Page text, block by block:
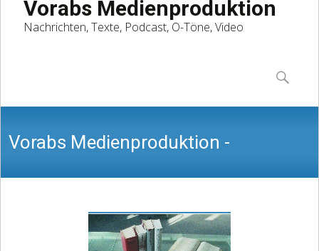
Vorabs Medienproduktion
Nachrichten, Texte, Podcast, O-Töne, Video
content
Suchen
nach:
Vorabs Medienproduktion -
Nachrichten, Texte, Podcast, O-Töne,